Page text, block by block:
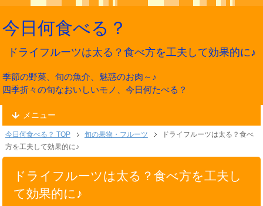
今日何食べる？
ドライフルーツは太る？食べ方を工夫して効果的に♪
季節の野菜、旬の魚介、魅惑のお肉～♪
四季折々の旬なおいしいモノ、今日何たべる？
メニュー
今日何食べる？ TOP 旬の果物・フルーツ
ドライフルーツは太る？食べ
方を工夫して効果的に♪
ドライフルーツは太る？食べ方を工夫し
て効果的に♪